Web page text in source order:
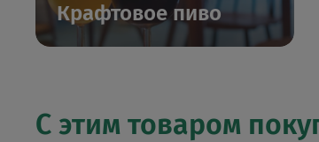
Крафтовое пиво
С этим товаром